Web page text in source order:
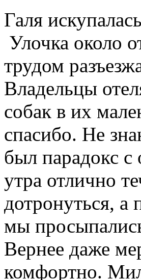
Галя
Улочка около
трудом
Владельцы
собак в их
спасибо. Не
был парадокс
утра отлично
дотронуться, а
мы
Вернее даже
комфортно.